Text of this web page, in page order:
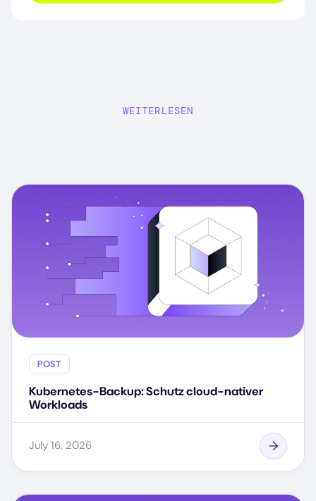
WEITERLESEN
POST
Kubernetes-Backup: Schutz cloud-nativer
Workloads
July 16, 2026